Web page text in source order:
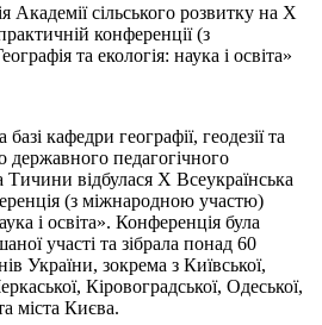
Академії сільського розвитку на Х
конференції (з
та екологія: наука і освіта»
кафедри географії, геодезії та
педагогічного
Тичини відбулася Х Всеукраїнська
(з міжнародною участю)
і освіта». Конференція була
участі та зібрала понад 60
України, зокрема з Київської,
Кіровоградської, Одеської,
міста Києва.